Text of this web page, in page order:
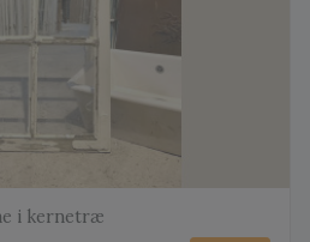
i kernetræ